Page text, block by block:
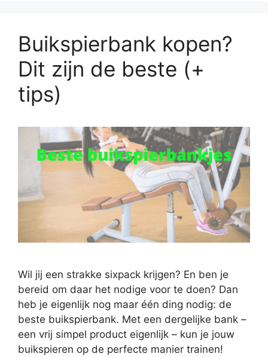
Buikspierbank kopen?
Dit zijn de beste (+
tips)
Wil jij een strakke sixpack krijgen? En ben je
bereid om daar het nodige voor te doen? Dan
heb je eigenlijk nog maar één ding nodig: de
beste buikspierbank. Met een dergelijke bank –
een vrij simpel product eigenlijk – kun je jouw
buikspieren op de perfecte manier trainen!